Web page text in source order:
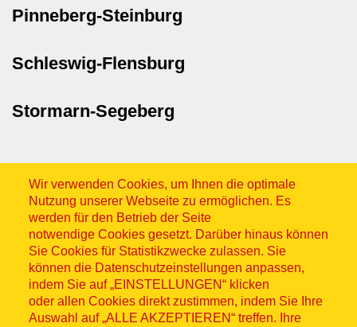
Pinneberg-Steinburg
Schleswig-Flensburg
Stormarn-Segeberg
Wir verwenden Cookies, um Ihnen die optimale
Nutzung unserer Webseite zu ermöglichen. Es
werden für den Betrieb der Seite
notwendige Cookies gesetzt. Darüber hinaus können
Sie Cookies für Statistikzwecke zulassen. Sie
können die Datenschutzeinstellungen anpassen,
indem Sie auf „EINSTELLUNGEN“ klicken
oder allen Cookies direkt zustimmen, indem Sie Ihre
Auswahl auf „ALLE AKZEPTIEREN“ treffen. Ihre
Sitemap